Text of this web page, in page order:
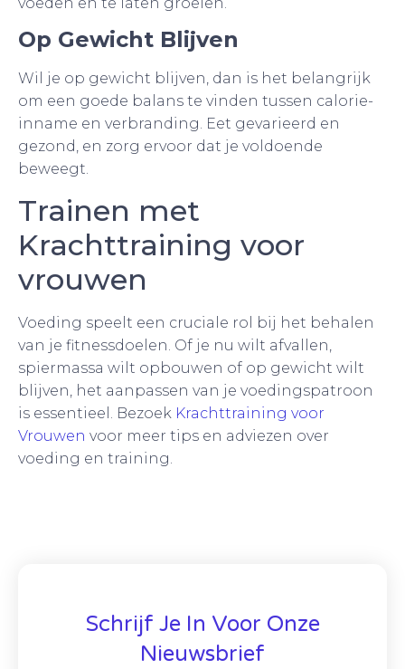
Op Gewicht Blijven
Wil je op gewicht blijven, dan is het belangrijk
om een goede balans te vinden tussen calorie-
inname en verbranding. Eet gevarieerd en
gezond, en zorg ervoor dat je voldoende
beweegt.
Trainen met
Krachttraining voor
vrouwen
Voeding speelt een cruciale rol bij het behalen
van je fitnessdoelen. Of je nu wilt afvallen,
spiermassa wilt opbouwen of op gewicht wilt
blijven, het aanpassen van je voedingspatroon
is essentieel. Bezoek Krachttraining voor
Vrouwen voor meer tips en adviezen over
voeding en training.
Schrijf Je In Voor Onze
Nieuwsbrief